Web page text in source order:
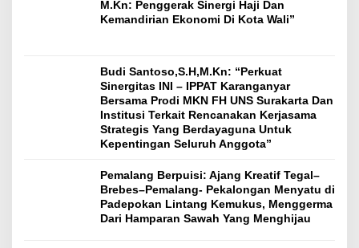
M.Kn: Penggerak Sinergi Haji Dan
Kemandirian Ekonomi Di Kota Wali”
Budi Santoso,S.H,M.Kn: “Perkuat
Sinergitas INI – IPPAT Karanganyar
Bersama Prodi MKN FH UNS Surakarta Dan
Institusi Terkait Rencanakan Kerjasama
Strategis Yang Berdayaguna Untuk
Kepentingan Seluruh Anggota”
Pemalang Berpuisi: Ajang Kreatif Tegal–
Brebes–Pemalang- Pekalongan Menyatu di
Padepokan Lintang Kemukus, Menggerma
Dari Hamparan Sawah Yang Menghijau